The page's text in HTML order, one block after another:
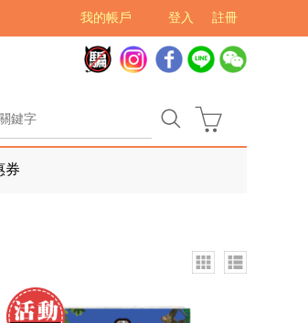
註冊
登入
我的帳戶
券